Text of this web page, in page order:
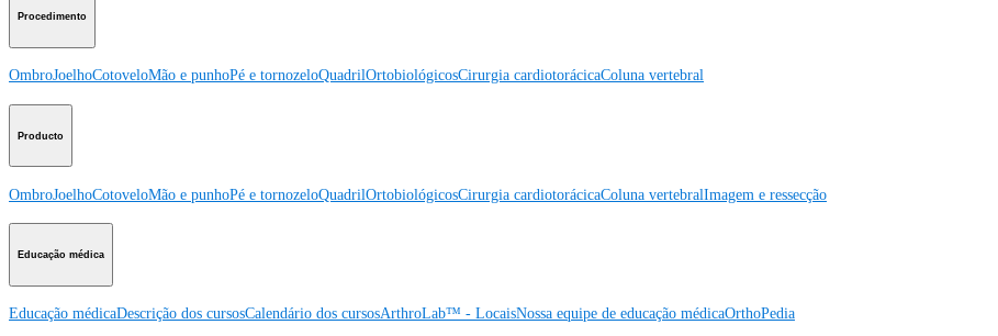
Procedimento
OmbroJoelhoCotoveloMão e punhoPé e tornozeloQuadrilOrtobiológicosCirurgia cardiotorácicaColuna vertebral
Producto
OmbroJoelhoCotoveloMão e punhoPé e tornozeloQuadrilOrtobiológicosCirurgia cardiotorácicaColuna vertebralImagem e ressecção
Educação médica
Educação médicaDescrição dos cursosCalendário dos cursosArthroLab™ - LocaisNossa equipe de educação médicaOrthoPedia